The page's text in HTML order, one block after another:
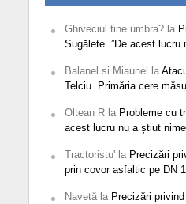
Ghiveciul tine umbra?la
Sugălete. ”De acest lucru
Balanel si Miaunel la
Telciu. Primăria cere
Oltean Rla Probleme cu
acest lucru nu a știut
Tractoristu'la Precizări
prin covor asfaltic pe DN
Navetăla Precizări